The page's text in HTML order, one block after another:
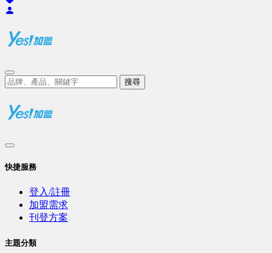
搜尋
快捷服務
登入/註冊
加盟需求
刊登方案
主題分類